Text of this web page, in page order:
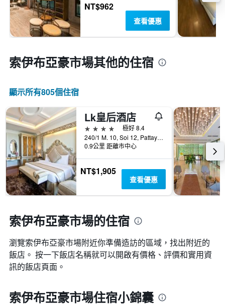
NT$962
查看優惠
索伊布亞豪市場​其他的住宿
顯示所有805​個住宿
Lk皇后酒店
4星級
極好 8.4
240/1 M. 10, Soi 12, Pattaya Beach Road, 芭達雅, 泰國
0.9公里 距離市中心
NT$1,905
查看優惠
索伊布亞豪市場的住宿
瀏覽索伊布亞豪市場​附近你準備造訪的區域，找出附近的
飯店。 按一下飯店名稱就可以開啟有價格、評價和實用資
訊的飯店頁面。
索伊布亞豪市場住宿小錦囊